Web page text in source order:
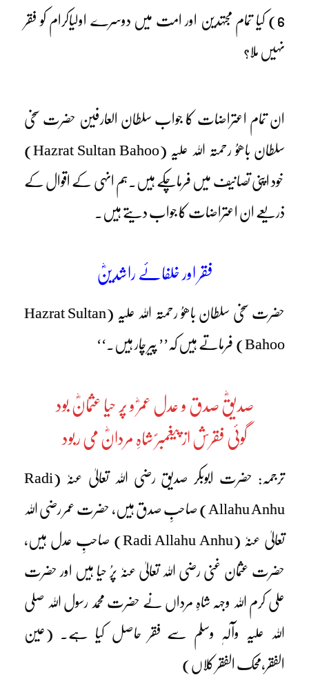
6) کیا تمام مجتہدین اور امت میں دوسرے اولیاکرام کو فقر
نہیں ملا؟
ان تمام اعتراضات کا جواب سلطان العارفین حضرت سخی
سلطان باھوُ رحمتہ اللہ علیہ (Hazrat Sultan Bahoo)
خود اپنی تصانیف میں فرماچکے ہیں۔ہم انہی کے اقوال کے
ذریعے ان اعتراضات کا جواب دیتے ہیں۔
فقر اور خلفائے راشدینؓ
حضرت سخی سلطان باھوُ رحمتہ اللہ علیہ (Hazrat Sultan
Bahoo) فرماتے ہیں کہ’’ پیر چار ہیں۔‘‘
صدیقؓ صدق و عدل عمرؓ و پُر حیا عثمانؓ بود
گوئی فقرش از پیغمبرؐ شاہِ مردانؓ می ربود
ترجمہ: حضرت ابوبکر صدیق رضی اللہ تعالیٰ عنہٗ (Radi
Allahu Anhu) صاحبِ صدق ہیں، حضرت عمر رضی اللہ
تعالیٰ عنہٗ (Radi Allahu Anhu) صاحبِ عدل ہیں،
حضرت عثمان غنی رضی اللہ تعالیٰ عنہٗ پرُ حیا ہیں اور حضرت
علی کرم اللہ وجہہ شاہِ مرداں نے حضرت محمد رسول اللہ صلی
اللہ علیہ وآلہٖ وسلم سے فقر حاصل کیا ہے۔ (عین
الفقر،محک الفقر کلاں)